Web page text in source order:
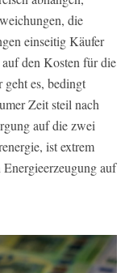
die
einseitig Käufer
den Kosten für die
es, bedingt
Zeit steil nach
auf die zwei
ist extrem
auf